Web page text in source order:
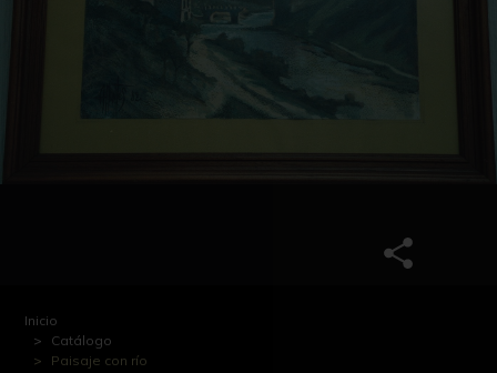
Inicio
Catálogo
Paisaje con río